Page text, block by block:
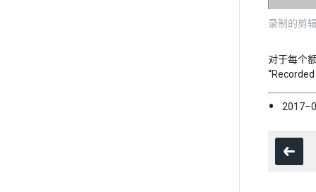
录制的剪
对于每个